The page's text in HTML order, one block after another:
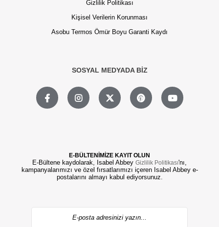
Gizlilik Politikası
Kişisel Verilerin Korunması
Asobu Termos Ömür Boyu Garanti Kaydı
SOSYAL MEDYADA BİZ
E-BÜLTENİMİZE KAYIT OLUN
E-Bültene kaydolarak, Isabel Abbey Gizlilik Politikası'nı,
kampanyalarımızı ve özel fırsatlarımızı içeren Isabel Abbey e-
postalarını almayı kabul ediyorsunuz.